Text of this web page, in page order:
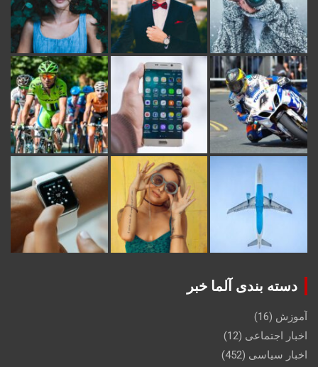
دسته بندی آلما خبر
آموزش (16)
اخبار اجتماعی (12)
اخبار سیاسی (452)